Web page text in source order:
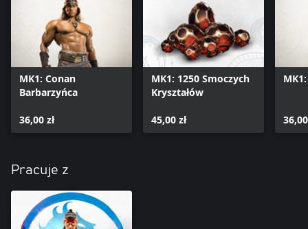
*Zestaw Kombat 2 nie jest dostępny oddzielnie jako pakiet
postaci
MK1: Conan
Barbarzyńca
36,00 zł
MK1: 1250 Smoczych
Kryształów
45,00 zł
Pracuje z